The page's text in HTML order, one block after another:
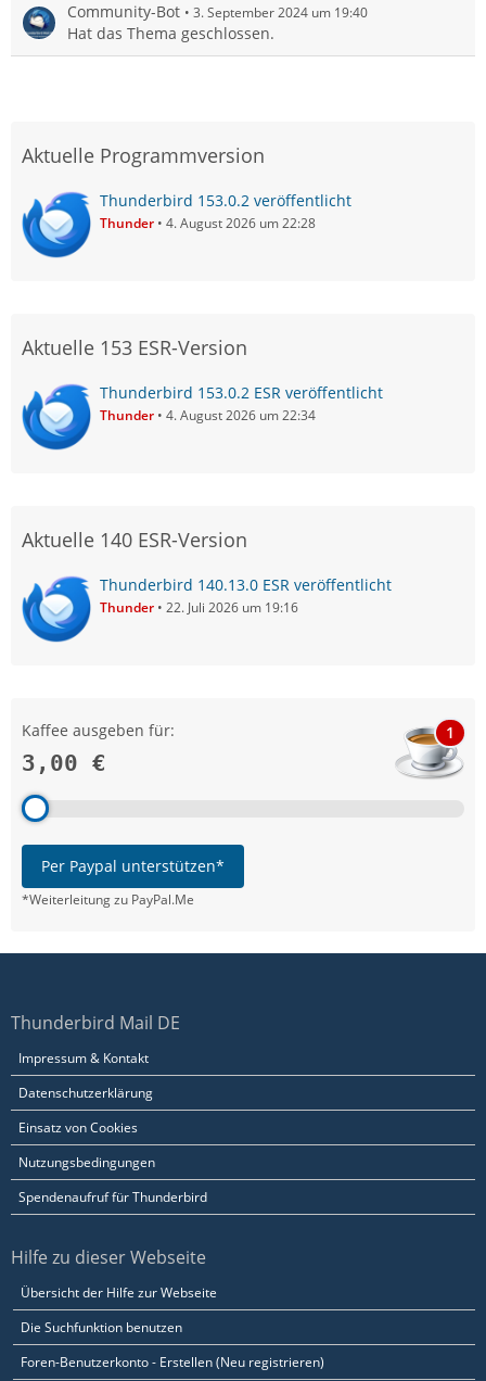
Community-Bot 3. September 2024 um 19:40
Hat das Thema geschlossen.
Aktuelle Programmversion
Thunderbird 153.0.2 veröffentlicht
Thunder 4. August 2026 um 22:28
Aktuelle 153 ESR-Version
Thunderbird 153.0.2 ESR veröffentlicht
Thunder 4. August 2026 um 22:34
Aktuelle 140 ESR-Version
Thunderbird 140.13.0 ESR veröffentlicht
Thunder 22. Juli 2026 um 19:16
Kaffee ausgeben für:
3,00 €
1
Per Paypal unterstützen*
*Weiterleitung zu PayPal.Me
Thunderbird Mail DE
Impressum & Kontakt
Datenschutzerklärung
Einsatz von Cookies
Nutzungsbedingungen
Spendenaufruf für Thunderbird
Hilfe zu dieser Webseite
Übersicht der Hilfe zur Webseite
Die Suchfunktion benutzen
Foren-Benutzerkonto - Erstellen (Neu registrieren)